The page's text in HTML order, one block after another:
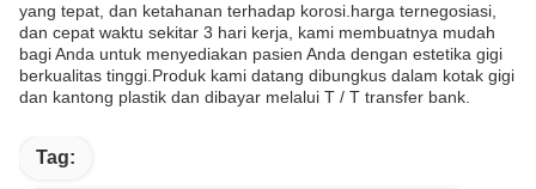
yang tepat, dan ketahanan terhadap korosi.harga ternegosiasi,
dan cepat waktu sekitar 3 hari kerja, kami membuatnya mudah
bagi Anda untuk menyediakan pasien Anda dengan estetika gigi
berkualitas tinggi.Produk kami datang dibungkus dalam kotak gigi
dan kantong plastik dan dibayar melalui T / T transfer bank.
Tag: